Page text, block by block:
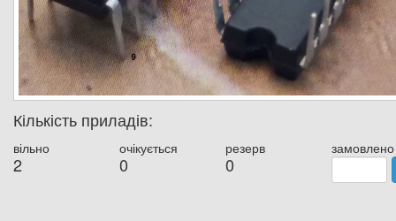
Кількість приладів:
вільно
2
очікується
0
резерв
0
замовлено